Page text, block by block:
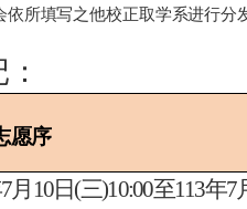
所填写之他校正取学系进行分
愿序
7月 10日(三)10:00至113年7